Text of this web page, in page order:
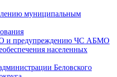
муниципальным
и предупреждению ЧС АБМО
населенных
Беловского